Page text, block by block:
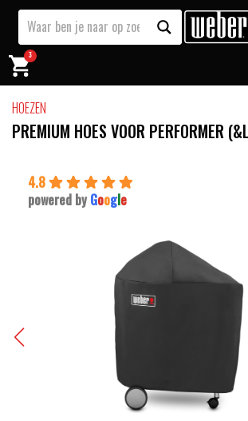
3
HOEZEN
PREMIUM HOES VOOR PERFORMER
4.8
powered by Google